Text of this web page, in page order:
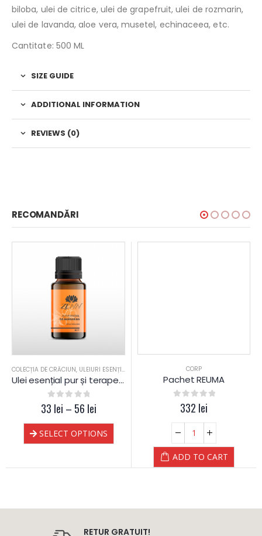
biloba, ulei de citrice, ulei de grapefruit, ulei de rozmarin,
ulei de lavanda, aloe vera, musetel, echinaceea, etc.
Cantitate: 500 ML
SIZE GUIDE
ADDITIONAL INFORMATION
REVIEWS (0)
RECOMANDĂRI
COLECȚIA DE CRĂCIUN, ULEIURI ESENȚIALE ULEIURI PENTRU SAUNA
Ulei esențial pur și terapeutic de Mandarină
0 out of 5
33 lei – 56 lei
SELECT OPTIONS
CORP
Pachet REUMA
out of 5
332 lei
ADD TO CART